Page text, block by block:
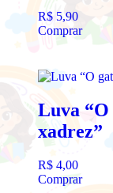
R$ 5,90
Comprar
Luva “O
xadrez”
R$ 4,00
Comprar